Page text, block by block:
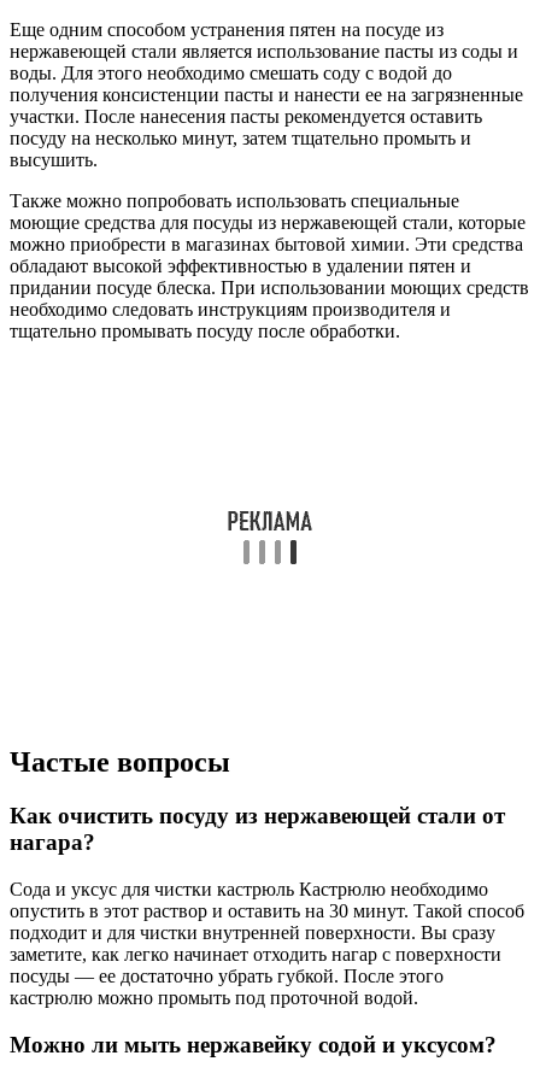
Еще одним способом устранения пятен на посуде из
нержавеющей стали является использование пасты из соды и
воды. Для этого необходимо смешать соду с водой до
получения консистенции пасты и нанести ее на загрязненные
участки. После нанесения пасты рекомендуется оставить
посуду на несколько минут, затем тщательно промыть и
высушить.
Также можно попробовать использовать специальные
моющие средства для посуды из нержавеющей стали, которые
можно приобрести в магазинах бытовой химии. Эти средства
обладают высокой эффективностью в удалении пятен и
придании посуде блеска. При использовании моющих средств
необходимо следовать инструкциям производителя и
тщательно промывать посуду после обработки.
Частые вопросы
Как очистить посуду из нержавеющей стали от
нагара?
Сода и уксус для чистки кастрюль Кастрюлю необходимо
опустить в этот раствор и оставить на 30 минут. Такой способ
подходит и для чистки внутренней поверхности. Вы сразу
заметите, как легко начинает отходить нагар с поверхности
посуды — ее достаточно убрать губкой. После этого
кастрюлю можно промыть под проточной водой.
Можно ли мыть нержавейку содой и уксусом?